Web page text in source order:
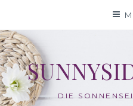
content
DIE